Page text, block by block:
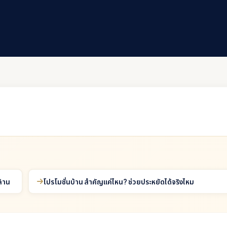
าน โปรโมชั่นบ้าน สำคัญแค่ไหน? ช่วยประหยัดได้จริงไหม